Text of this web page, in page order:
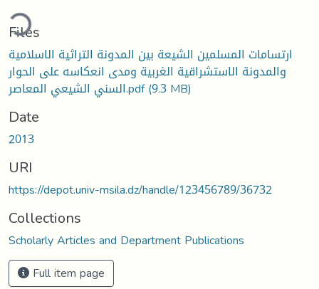
Files
ارتسامات المسلمين الشيعة بين المدونة التراثية الاسلامية
والمدونة الاستشراقية الغربية ومدى انعكاسه على الحوار
السني الشيعي المعاصر.pdf(9.3 MB)
Date
2013
URI
https://depot.univ-msila.dz/handle/123456789/36732
Collections
Scholarly Articles and Department Publications
Full item page